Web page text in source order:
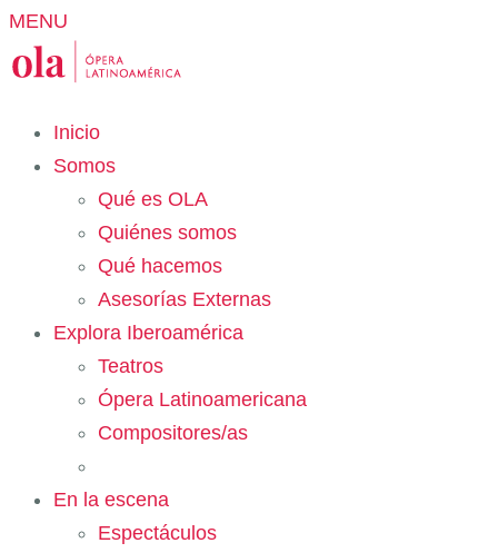
MENU
Inicio
Somos
Qué es OLA
Quiénes somos
Qué hacemos
Asesorías Externas
Explora Iberoamérica
Teatros
Ópera Latinoamericana
Compositores/as
En la escena
Espectáculos